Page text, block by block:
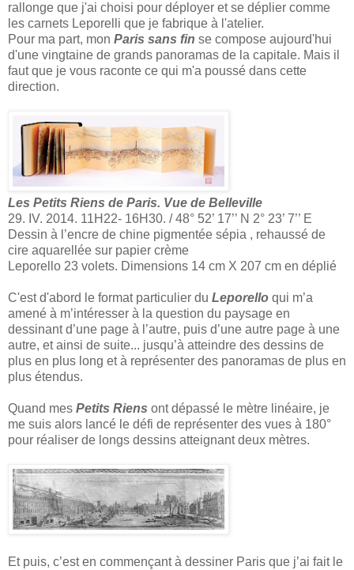
rallonge que j'ai choisi pour déployer et se déplier comme
les carnets Leporelli que je fabrique à l'atelier.
Pour ma part, mon Paris sans fin se compose aujourd'hui
d'une vingtaine de grands panoramas de la capitale. Mais il
faut que je vous raconte ce qui m'a poussé dans cette
direction.
Les Petits Riens de Paris. Vue de Belleville
29. IV. 2014. 11H22- 16H30. / 48° 52’ 17’’ N 2° 23’ 7’’ E
Dessin à l’encre de chine pigmentée sépia , rehaussé de
cire aquarellée sur papier crème
Leporello 23 volets. Dimensions 14 cm X 207 cm en déplié
C'est d'abord le format particulier du Leporello qui m’a
amené à m’intéresser à la question du paysage en
dessinant d’une page à l’autre, puis d’une autre page à une
autre, et ainsi de suite... jusqu’à atteindre des dessins de
plus en plus long et à représenter des panoramas de plus en
plus étendus.
Quand mes Petits Riens ont dépassé le mètre linéaire, je
me suis alors lancé le défi de représenter des vues à 180°
pour réaliser de longs dessins atteignant deux mètres.
Et puis, c’est en commençant à dessiner Paris que j’ai fait le